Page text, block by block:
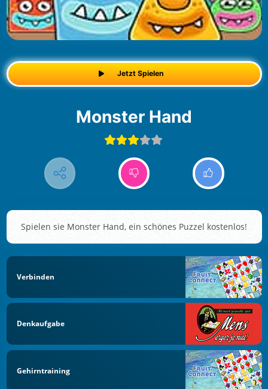
Jetzt Spielen
Monster Hand
Spielen sie Monster Hand, ein schönes Puzzel kostenlos!
Verbinden
Denkaufgabe
Gehirntraining